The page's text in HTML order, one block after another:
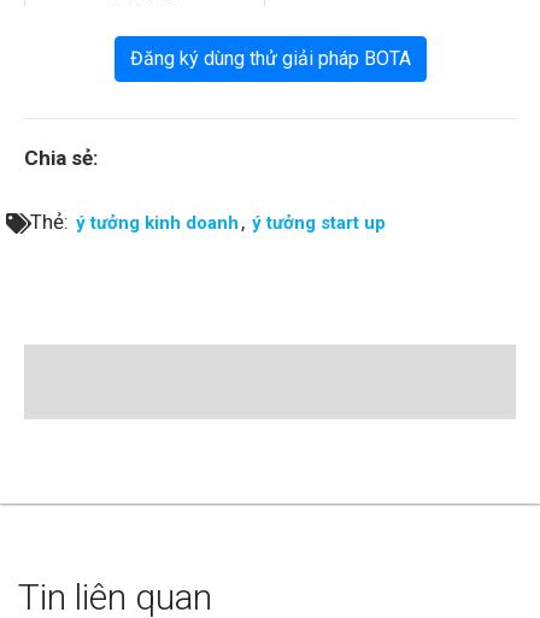
Đăng ký dùng thử giải pháp BOTA
Chia sẻ:
Thẻ: ý tưởng kinh doanh , ý tưởng start up
Tin liên quan